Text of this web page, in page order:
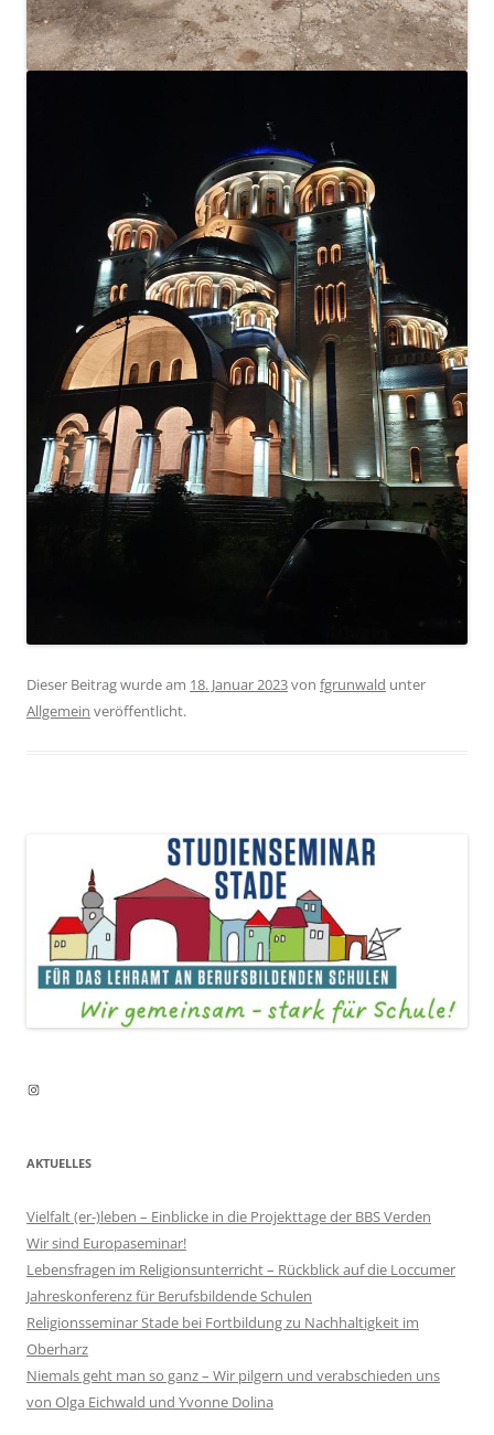
Dieser Beitrag wurde am 18. Januar 2023von fgrunwald unter
Allgemein veröffentlicht.
Instagram
AKTUELLES
Vielfalt (er-)leben – Einblicke in die Projekttage der BBS Verden
Wir sind Europaseminar!
Lebensfragen im Religionsunterricht – Rückblick auf die Loccumer
Jahreskonferenz für Berufsbildende Schulen
Religionsseminar Stade bei Fortbildung zu Nachhaltigkeit im
Oberharz
Niemals geht man so ganz – Wir pilgern und verabschieden uns
von Olga Eichwald und Yvonne Dolina